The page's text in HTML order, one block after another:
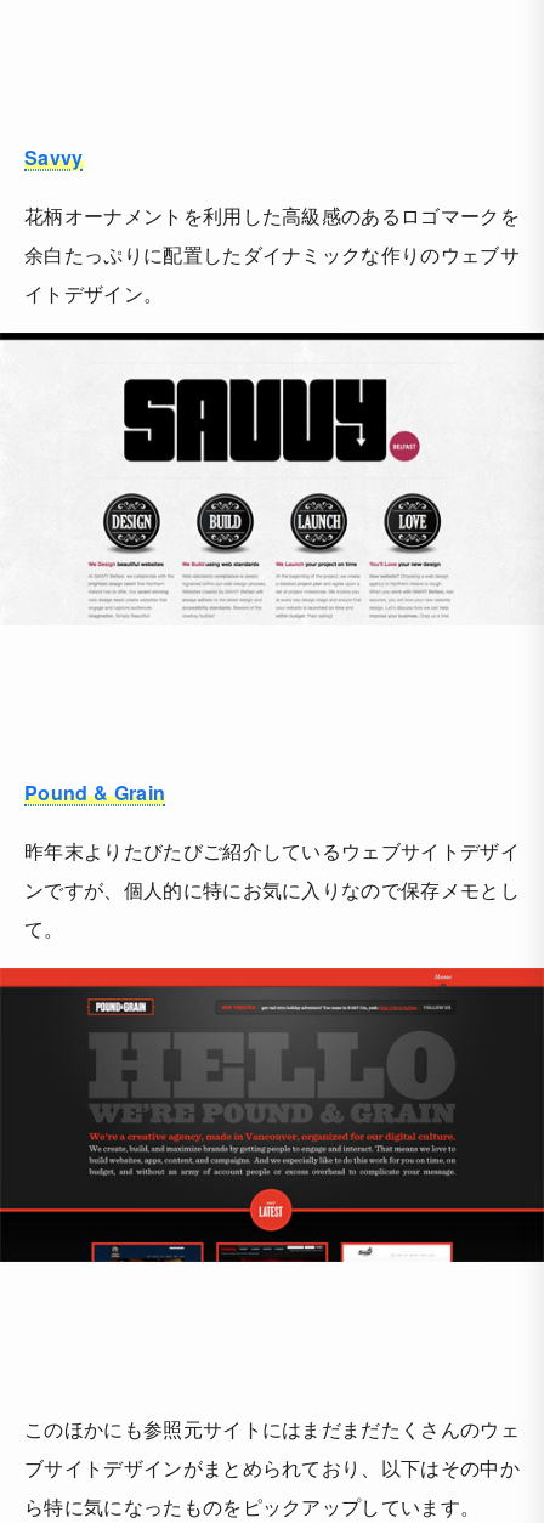
Savvy
花柄オーナメントを利用した高級感のあるロゴマークを
余白たっぷりに配置したダイナミックな作りのウェブサ
イトデザイン。
Pound & Grain
昨年末よりたびたびご紹介しているウェブサイトデザイ
ンですが、個人的に特にお気に入りなので保存メモとし
て。
このほかにも参照元サイトにはまだまだたくさんのウェ
ブサイトデザインがまとめられており、以下はその中か
ら特に気になったものをピックアップしています。